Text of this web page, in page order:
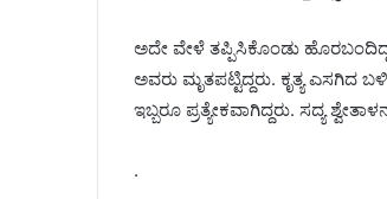
ಅದೇ ವೇಳೆ ತಪ್ಪಿಸಿಕೊಂಡು
ಅವರು ಮೃತಪಟ್ಟಿದ್ದರು. ಕೃತ್ಯ
ಇಬ್ಬರೂ‌ ಪ್ರತ್ಯೇಕವಾಗಿದ್ದರು. ಸದ್ಯ
.